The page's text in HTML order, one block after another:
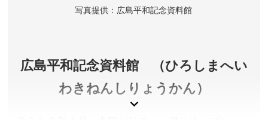
お問い合わせ／082-504-2390(都市整備局 緑化推進部
写真提供：広島平和記念資料館
広島平和記念資料館 （ひろしまへい
わきねんしりょうかん）